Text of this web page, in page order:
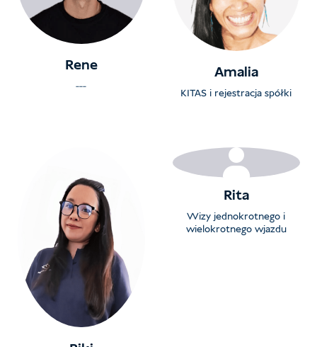
Rene
---
Amalia
KITAS i rejestracja spółki
Rita
Wizy jednokrotnego i
wielokrotnego wjazdu